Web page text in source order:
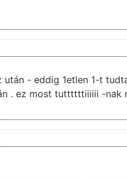
- eddig 1etlen 1-t
. ez most tuttttttiiiiii -